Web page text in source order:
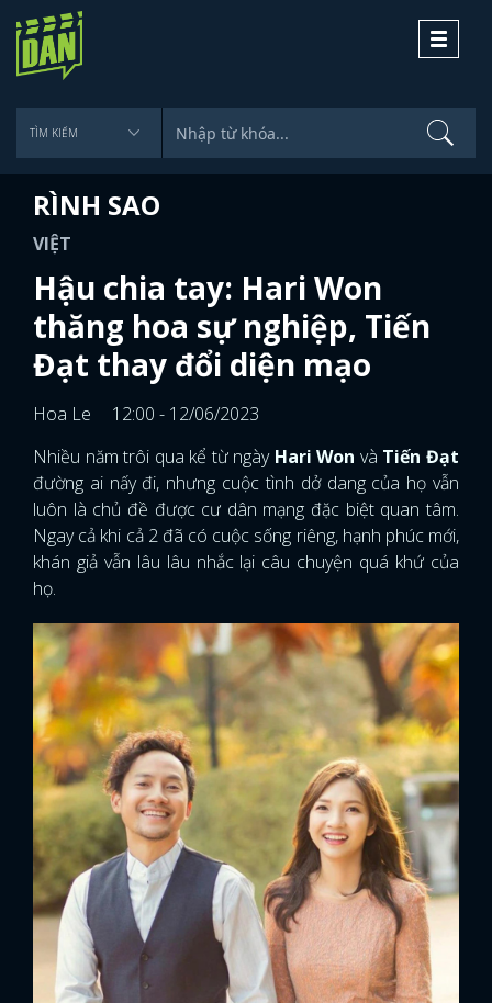
Toggle
RÌNH SAO
VIỆT
Hậu chia tay: Hari Won
thăng hoa sự nghiệp, Tiến
Đạt thay đổi diện mạo
Hoa Le
12:00 - 12/06/2023
Nhiều năm trôi qua kể từ ngày Hari Won và Tiến Đạt
đường ai nấy đi, nhưng cuộc tình dở dang của họ vẫn
luôn là chủ đề được cư dân mạng đặc biệt quan tâm.
Ngay cả khi cả 2 đã có cuộc sống riêng, hạnh phúc mới,
khán giả vẫn lâu lâu nhắc lại câu chuyện quá khứ của
họ.